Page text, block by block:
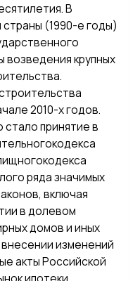
В
(1990-е годы)
возведения крупных
2010-х годов.
принятие в
ряда значимых
включая
в долевом
домов и иных
изменений
акты Российской